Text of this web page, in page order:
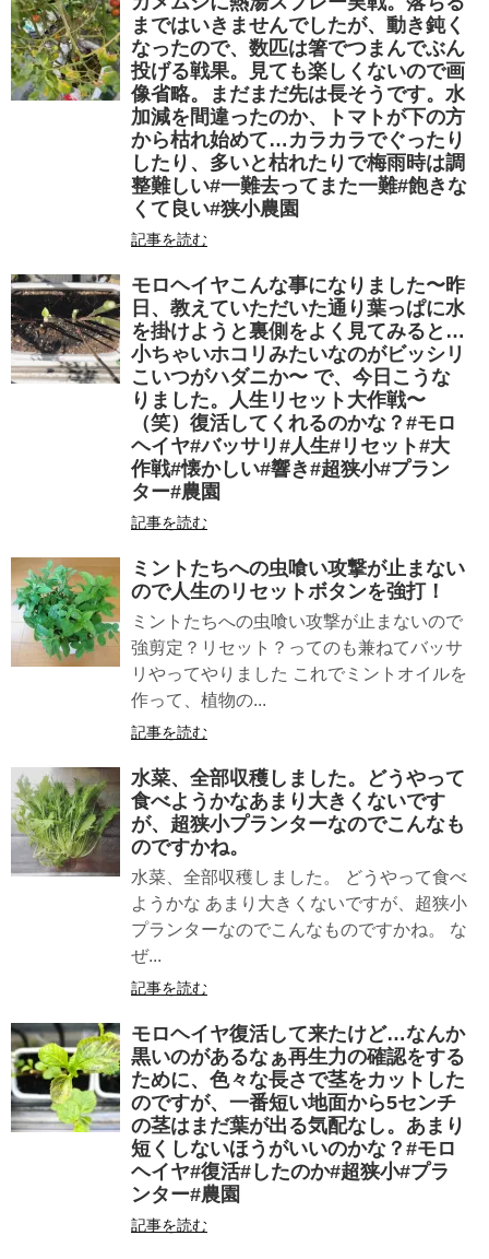
まではいきませんでしたが、動き鈍く
なったので、数匹は箸でつまんでぶん
投げる戦果。見ても楽しくないので画
像省略。まだまだ先は長そうです。水
加減を間違ったのか、トマトが下の方
から枯れ始めて…カラカラでぐったり
したり、多いと枯れたりで梅雨時は調
整難しい#一難去ってまた一難#飽きな
くて良い#狭小農園
記事を読む
モロヘイヤこんな事になりました〜昨
日、教えていただいた通り葉っぱに水
を掛けようと裏側をよく見てみると…
小ちゃいホコリみたいなのがビッシリ︎
こいつがハダニか〜 で、今日こうな
りました。人生リセット大作戦〜
（笑）復活してくれるのかな？#モロ
ヘイヤ#バッサリ#人生#リセット#大
作戦#懐かしい#響き#超狭小#プラン
ター#農園
記事を読む
ミントたちへの虫喰い攻撃が止まない
ので人生のリセットボタンを強打！
ミントたちへの虫喰い攻撃が止まないので
強剪定？リセット？ってのも兼ねてバッサ
リやってやりました これでミントオイルを
作って、植物の...
記事を読む
水菜、全部収穫しました。どうやって
食べようかなあまり大きくないです
が、超狭小プランターなのでこんなも
のですかね。
水菜、全部収穫しました。 どうやって食べ
ようかな あまり大きくないですが、超狭小
プランターなのでこんなものですかね。 な
ぜ...
記事を読む
モロヘイヤ復活して来たけど…なんか
黒いのがあるなぁ再生力の確認をする
ために、色々な長さで茎をカットした
のですが、一番短い地面から5センチ
の茎はまだ葉が出る気配なし。あまり
短くしないほうがいいのかな？#モロ
ヘイヤ#復活#したのか#超狭小#プラ
ンター#農園
記事を読む